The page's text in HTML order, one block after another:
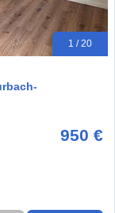
1 / 20
950 €